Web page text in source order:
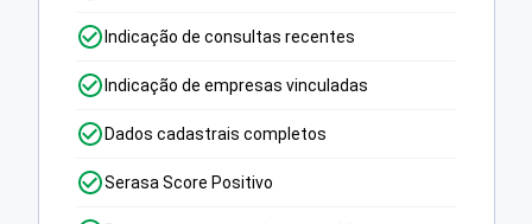
Indicação de consultas recentes
Indicação de empresas vinculadas
Dados cadastrais completos
Serasa Score Positivo